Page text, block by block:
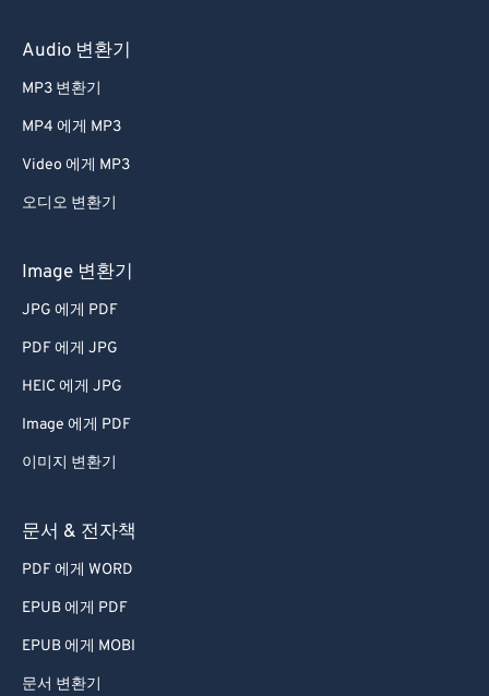
Audio 변환기
MP3 변환기
MP4 에게 MP3
Video 에게 MP3
오디오 변환기
Image 변환기
JPG 에게 PDF
PDF 에게 JPG
HEIC 에게 JPG
Image 에게 PDF
이미지 변환기
문서 & 전자책
PDF 에게 WORD
EPUB 에게 PDF
EPUB 에게 MOBI
문서 변환기